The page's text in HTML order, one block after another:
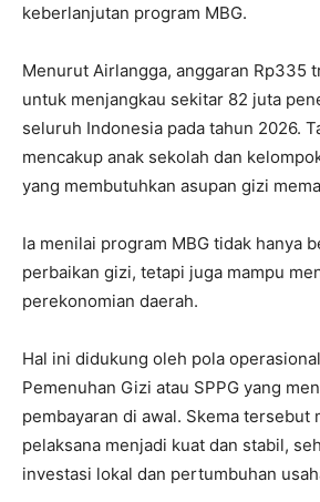
keberlanjutan program MBG.
Menurut Airlangga, anggaran Rp335
untuk menjangkau sekitar 82 juta
seluruh Indonesia pada tahun 2026.
mencakup anak sekolah dan
yang membutuhkan asupan gizi
Ia menilai program MBG tidak hanya
perbaikan gizi, tetapi juga mampu
perekonomian daerah.
Hal ini didukung oleh pola
Pemenuhan Gizi atau SPPG yang
pembayaran di awal. Skema tersebut
pelaksana menjadi kuat dan stabil,
investasi lokal dan pertumbuhan